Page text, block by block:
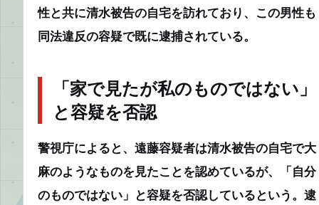
性と共に清水被告の自宅を訪れており、この男性も
同法違反の容疑で既に逮捕されている。
「家で見たが私のものではない」
と容疑を否認
警視庁によると、遠藤容疑者は清水被告の自宅で大
麻のようなものを見たことを認めているが、「自分
のものではない」と容疑を否認しているという。逮